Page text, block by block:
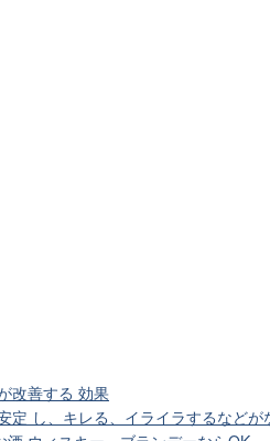
改善する 効果
定 し、キレる、イライラするなどが